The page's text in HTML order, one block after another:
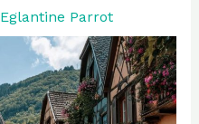
Eglantine Parrot